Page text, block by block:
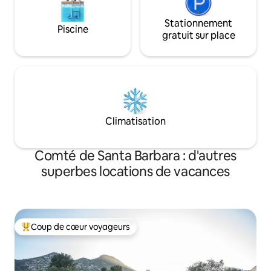
Piscine
Stationnement
gratuit sur place
Climatisation
Comté de Santa Barbara : d'autres
superbes locations de vacances
Coups de cœur voyageurs les plus appréciés
Coup de cœur voyageurs